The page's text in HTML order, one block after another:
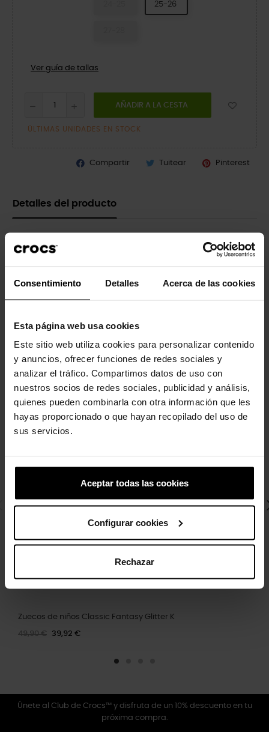
Consentimiento Detalles Acerca de las cookies
Esta página web usa cookies
Este sitio web utiliza cookies para personalizar contenido
y anuncios, ofrecer funciones de redes sociales y
analizar el tráfico. Compartimos datos de uso con
nuestros socios de redes sociales, publicidad y análisis,
quienes pueden combinarla con otra información que les
hayas proporcionado o que hayan recopilado del uso de
sus servicios.
Aceptar todas las cookies
Configurar cookies
Rechazar
25-26
Ver guía de tallas
AÑADIR A LA CESTA
ÚLTIMAS UNIDADES EN STOCK
Compartir Tuitear Pinterest
Detalles del producto
categoría:
-20%
Zuecos de niños Classic Fantasy Glitter K
49,90 € 39,92 €
Únete al Club de Crocs™ y disfruta de un 10% descuento en tu
próxima compra.